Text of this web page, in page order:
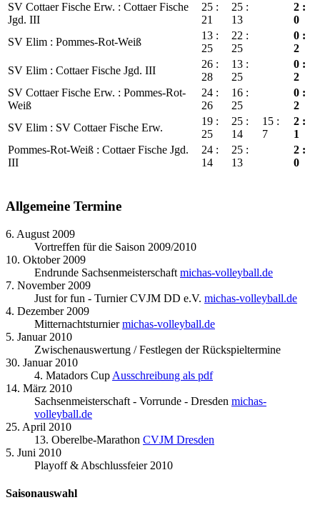
SV Cottaer Fische Erw. : Cottaer Fische
Jgd. III
25 :
21
25 :
13
2 :
0
SV Elim : Pommes-Rot-Weiß
13 :
25
22 :
25
0 :
2
SV Elim : Cottaer Fische Jgd. III
26 :
28
13 :
25
0 :
2
SV Cottaer Fische Erw. : Pommes-Rot-
Weiß
24 :
26
16 :
25
0 :
2
SV Elim : SV Cottaer Fische Erw.
19 :
25
25 :
14
15 :
7
2 :
1
Pommes-Rot-Weiß : Cottaer Fische Jgd.
III
24 :
14
25 :
13
2 :
0
Allgemeine Termine
6. August 2009
Vortreffen für die Saison 2009/2010
10. Oktober 2009
Endrunde Sachsenmeisterschaft michas-volleyball.de
7. November 2009
Just for fun - Turnier CVJM DD e.V. michas-volleyball.de
4. Dezember 2009
Mitternachtsturniermichas-volleyball.de
5. Januar 2010
Zwischenauswertung / Festlegen der Rückspieltermine
30. Januar 2010
4. Matadors Cup Ausschreibung als pdf
14. März 2010
Sachsenmeisterschaft - Vorrunde - Dresden michas-
volleyball.de
25. April 2010
13. Oberelbe-Marathon CVJM Dresden
5. Juni 2010
Playoff & Abschlussfeier 2010
Saisonauswahl